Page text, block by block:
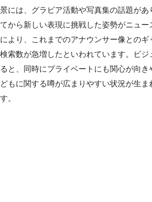
景には、グラビア活動や写真集の話題があ
てから新しい表現に挑戦した姿勢がニュー
により、これまでのアナウンサー像とのギ
検索数が急増したといわれています。ビジ
ると、同時にプライベートにも関心が向き
どもに関する噂が広まりやすい状況が生ま
す。